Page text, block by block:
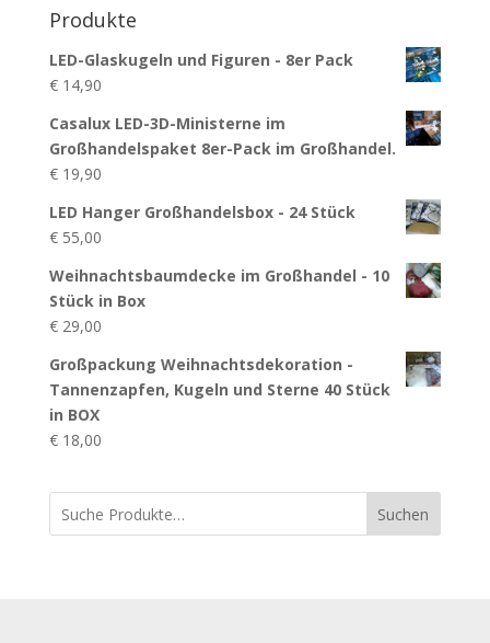
€ 8,79
Produkte
LED-Glaskugeln und Figuren - 8er Pack
€14,90
Casalux LED-3D-Ministerne im
Großhandelspaket 8er-Pack im Großhandel.
€19,90
LED Hanger Großhandelsbox - 24 Stück
€55,00
Weihnachtsbaumdecke im Großhandel - 10
Stück in Box
€29,00
Großpackung Weihnachtsdekoration -
Tannenzapfen, Kugeln und Sterne 40 Stück
in BOX
€18,00
Suchen